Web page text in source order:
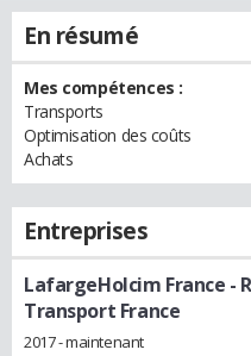
En résumé
Mes compétences :
Transports
Optimisation des coûts
Achats
Entreprises
LafargeHolcim France -
Transport France
2017 - maintenant